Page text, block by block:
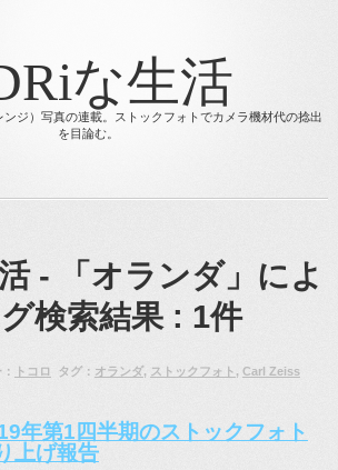
な生活
ジ）写真の連載。ストックフォトでカメラ機材代の捻出
を目論む。
- 「オランダ」 によ
検索結果 : 1件
トコロ タグ： オランダ, ストックフォト , Carl Zeiss
年第1四半期のストックフォト
上げ報告